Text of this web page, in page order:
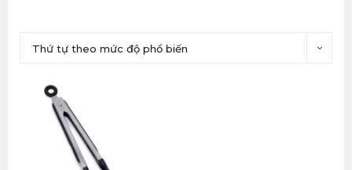
Thứ tự theo mức độ phổ biến